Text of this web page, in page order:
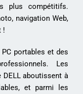
plus compétitifs.
navigation Web,
!
portables et des
Les
DELL aboutissent à
et parmi les